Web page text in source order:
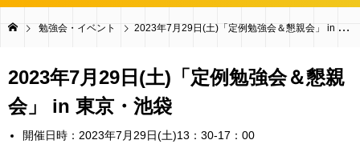
勉強会・イベント 2023年7月29日(土)「定例勉強会＆懇親会」 in 東京・池袋
2023年7月29日(土)「定例勉強会＆懇親
会」 in 東京・池袋
開催日時：2023年7月29日(土)13：30-17：00